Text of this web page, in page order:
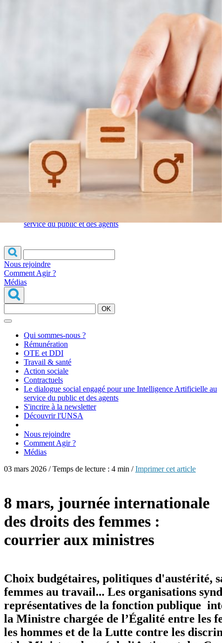
newsletter
Découvrir
l'UNSA
OTE et DDI
|
Travail & santé
Action sociale
Contractuels
service du public et des agents
Nous rejoindre
Comment Agir ?
Médias
OK
Qui sommes-nous ?
Rémunération
OTE et DDI
Travail & santé
Action sociale
Contractuels
Le dialogue social engagé pour une Intelligence Artificielle au
service du public et des agents
S'incrire à la newsletter
Découvrir l'UNSA
Nous rejoindre
Comment Agir ?
Médias
03 mars 2026 / Temps de lecture : 4 min /Imprimer cet article
8 mars, journée internationale
des droits des femmes :
courrier aux ministres
Choix budgétaires, politiques d'austérité,
femmes au travail... Les organisations
représentatives de la fonction publique
la Ministre chargée de l’Égalité entre les
les hommes et de la Lutte contre les